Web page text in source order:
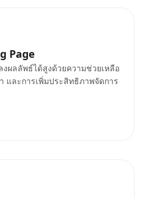
Page
ผลลัพธ์ได้สูงด้วยความช่วยเหลือ
และการเพิ่มประสิทธิภาพจัดการ